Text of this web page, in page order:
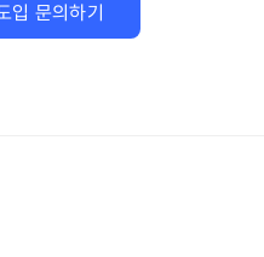
입 문의하기